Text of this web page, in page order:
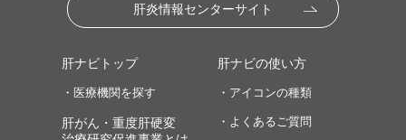
肝炎情報センターサイト
肝ナビトップ
・医療機関を探す
肝がん・重度肝硬変
肝ナビの使い方
・アイコンの種類
・よくあるご質問